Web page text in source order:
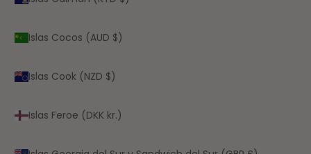
Islas Cocos (AUD $)
Islas Cook (NZD $)
Islas Feroe (DKK kr.)